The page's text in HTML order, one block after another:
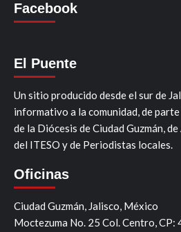
Facebook
El Puente
Un sitio producido desde el sur de
informativo a la comunidad, de
de la Diócesis de Ciudad Guzmán,
del ITESO y de Periodistas locales.
Oficinas
Ciudad Guzmán, Jalisco, México
Moctezuma No. 25 Col. Centro, CP: